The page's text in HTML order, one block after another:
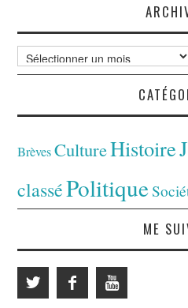
Archives
Brèves CultureHistoire
classéPolitique
ME